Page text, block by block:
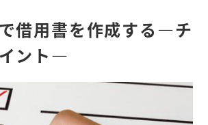
借用書を作成する―チ
ント―